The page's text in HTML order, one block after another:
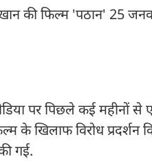
की फिल्म 'पठान' 25
पर पिछले कई महीनों
के खिलाफ विरोध
गई.